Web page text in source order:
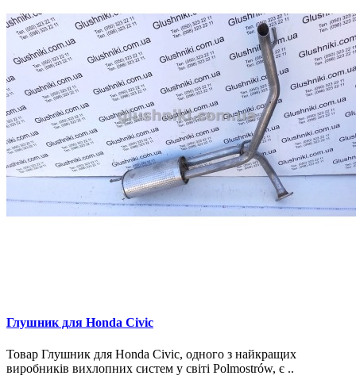
Глушник для Honda Civic
Товар Глушник для Honda Civic, одного з найкращих
виробників вихлопних систем у світі Polmostrów, є ..